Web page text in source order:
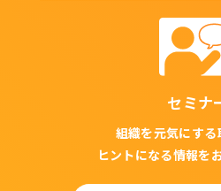
セミナ
組織を元気にする
ヒントになる情報を